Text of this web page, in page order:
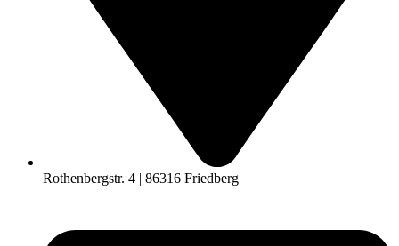
Rothenbergstr. 4 | 86316 Friedberg